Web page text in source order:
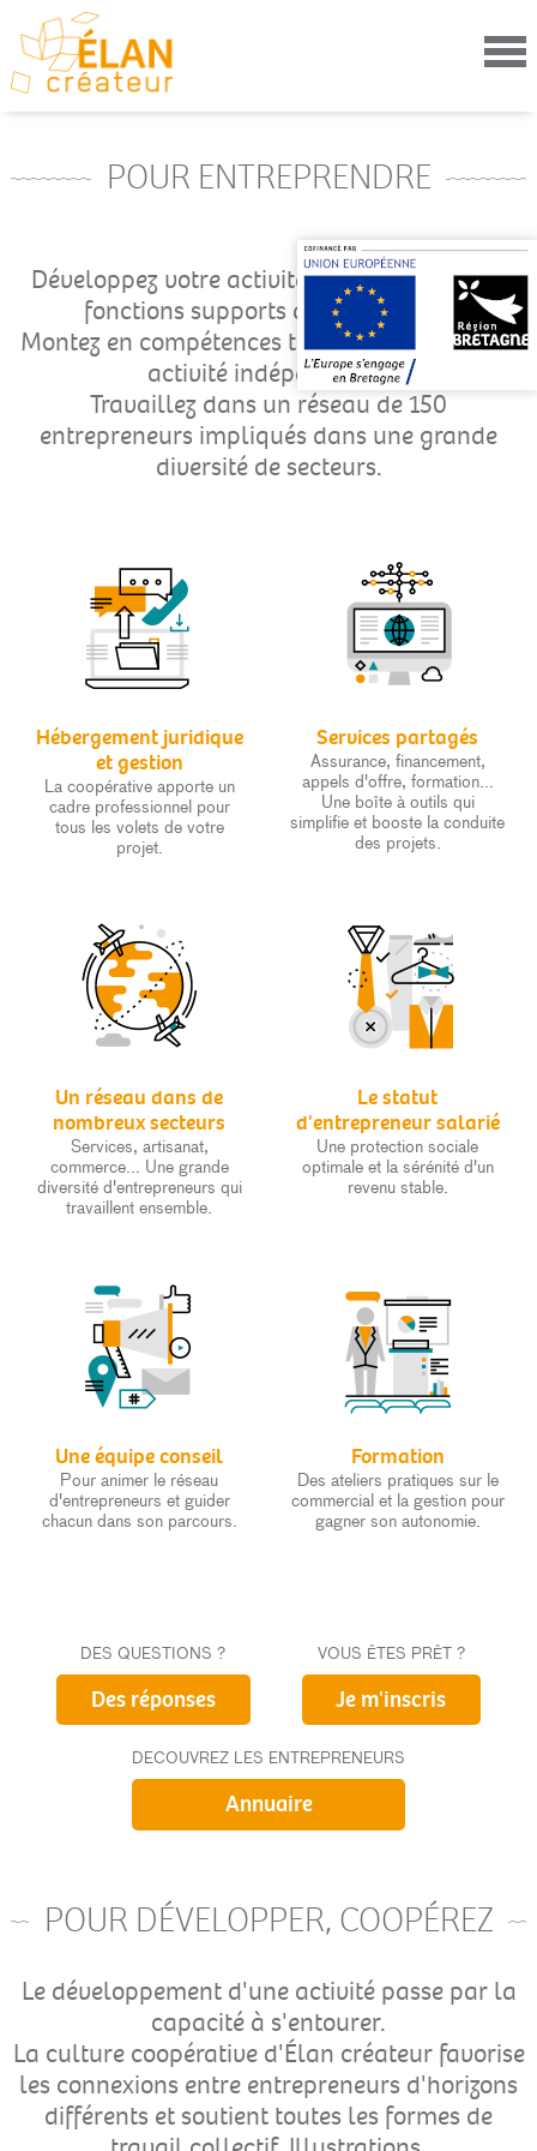
au
contenu
principal
POUR ENTREPRENDRE
Développez votre activité en partageant les
fonctions supports de l'entreprise.
Montez en compétences tout en menant votre
activité indépendante.
Travaillez dans un réseau de 150
entrepreneurs impliqués dans une grande
diversité de secteurs.
Hébergement juridique
et gestion
La coopérative apporte un
cadre professionnel pour
tous les volets de votre
projet.
Services partagés
Assurance, financement,
appels d'offre, formation...
Une boîte à outils qui
simplifie et booste la conduite
des projets.
Un réseau dans de
nombreux secteurs
Services, artisanat,
commerce... Une grande
diversité d'entrepreneurs qui
travaillent ensemble.
Le statut
d'entrepreneur salarié
Une protection sociale
optimale et la sérénité d'un
revenu stable.
Une équipe conseil
Pour animer le réseau
d'entrepreneurs et guider
chacun dans son parcours.
Formation
Des ateliers pratiques sur le
commercial et la gestion pour
gagner son autonomie.
DES QUESTIONS ?
Des réponses
VOUS ÊTES PRÊT ?
Je m'inscris
DECOUVREZ LES ENTREPRENEURS
Annuaire
POUR DÉVELOPPER, COOPÉREZ
Le développement d'une activité passe par la
capacité à s'entourer.
La culture coopérative d'Élan créateur favorise
les connexions entre entrepreneurs d'horizons
différents et soutient toutes les formes de